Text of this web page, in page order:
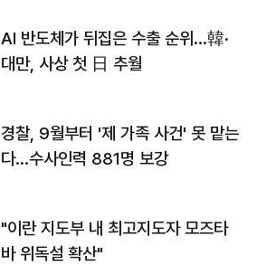
AI 반도체가 뒤집은 수출 순위…韓·
대만, 사상 첫 日 추월
경찰, 9월부터 '제 가족 사건' 못 맡는
다…수사인력 881명 보강
"이란 지도부 내 최고지도자 모즈타
바 위독설 확산"